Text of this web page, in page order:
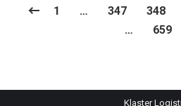
1 … 347 348
…
659
Klaster